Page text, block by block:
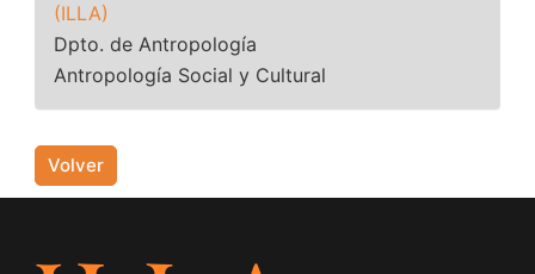
(ILLA)
Dpto. de Antropología
Antropología Social y Cultural
Volver